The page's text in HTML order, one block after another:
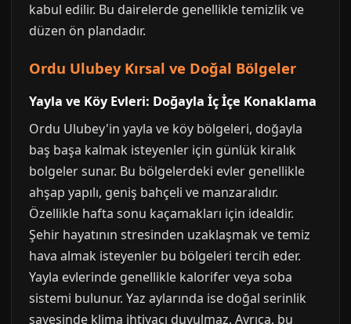
kabul edilir. Bu dairelerde genellikle temizlik ve
düzen ön plandadır.
Ordu Ulubey Kırsal ve Doğal Bölgeler
Yayla ve Köy Evleri: Doğayla İç İçe Konaklama
Ordu Ulubey'in yayla ve köy bölgeleri, doğayla
baş başa kalmak isteyenler için günlük kiralık
bolgeler sunar. Bu bölgelerdeki evler genellikle
ahşap yapılı, geniş bahçeli ve manzaralıdır.
Özellikle hafta sonu kaçamakları için idealdir.
Şehir hayatının stresinden uzaklaşmak ve temiz
hava almak isteyenler bu bölgeleri tercih eder.
Yayla evlerinde genellikle kalorifer veya soba
sistemi bulunur. Yaz aylarında ise doğal serinlik
sayesinde klima ihtiyacı duyulmaz. Ayrıca, bu